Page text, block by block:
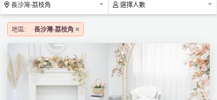
註
冊
服
務
及
推
介
長沙灣-荔枝角 選擇人數
地區: 長沙灣-荔枝角